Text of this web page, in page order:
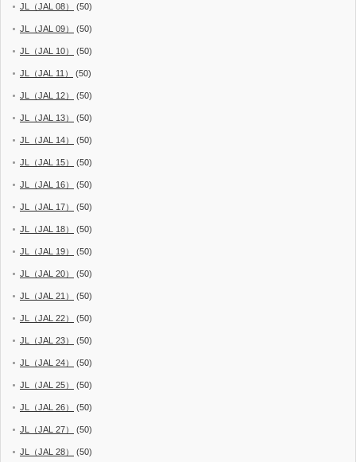
JL（JAL 08） (50)
JL（JAL 09） (50)
JL（JAL 10） (50)
JL（JAL 11） (50)
JL（JAL 12） (50)
JL（JAL 13） (50)
JL（JAL 14） (50)
JL（JAL 15） (50)
JL（JAL 16） (50)
JL（JAL 17） (50)
JL（JAL 18） (50)
JL（JAL 19） (50)
JL（JAL 20） (50)
JL（JAL 21） (50)
JL（JAL 22） (50)
JL（JAL 23） (50)
JL（JAL 24） (50)
JL（JAL 25） (50)
JL（JAL 26） (50)
JL（JAL 27） (50)
JL（JAL 28） (50)